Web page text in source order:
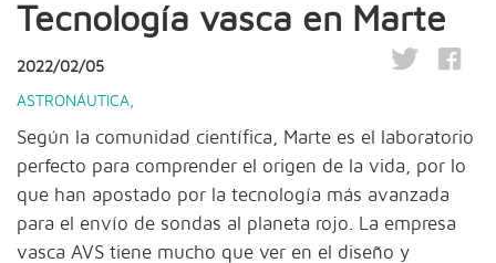
Tecnología vasca en Marte
2022/02/05
ASTRONÁUTICA
Según la comunidad científica, Marte es el laboratorio
perfecto para comprender el origen de la vida, por lo
que han apostado por la tecnología más avanzada
para el envío de sondas al planeta rojo. La empresa
vasca AVS tiene mucho que ver en el diseño y